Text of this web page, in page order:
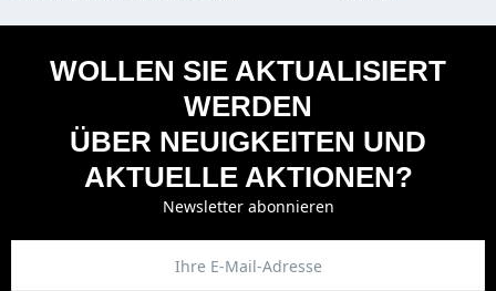
WOLLEN SIE AKTUALISIERT
WERDEN
ÜBER NEUIGKEITEN UND
AKTUELLE AKTIONEN?
Newsletter abonnieren